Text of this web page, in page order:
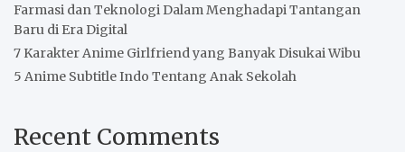
Farmasi dan Teknologi Dalam Menghadapi Tantangan
Baru di Era Digital
7 Karakter Anime Girlfriend yang Banyak Disukai Wibu
5 Anime Subtitle Indo Tentang Anak Sekolah
Recent Comments